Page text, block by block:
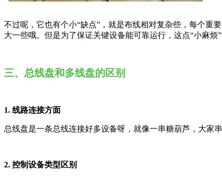
不过呢，它也有个小“缺点”，就是布线相对复杂些，每个重
大一些哦。但是为了保证关键设备能可靠运行，这点“小麻烦”
三、总线盘和多线盘的区别
1. 线路连接方面
总线盘是一条总线连接好多设备呀，就像一串糖葫芦，大家
2. 控制设备类型区别